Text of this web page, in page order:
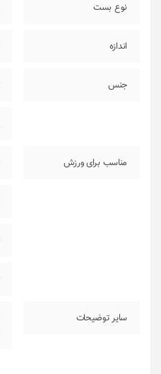
نوع بست
اندازه
جنس
مناسب برای ورزش
سایر توضیحات